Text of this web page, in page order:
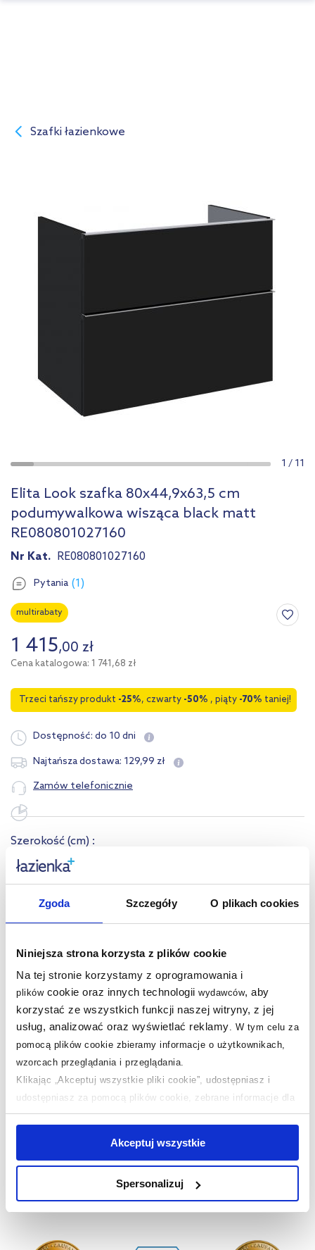
Zgoda Szczegóły O plikach cookies
Niniejsza strona korzysta z plików cookie
Na tej stronie korzystamy z oprogramowania i
plikówcookie oraz innych technologii wydawców, aby
korzystać ze wszystkich funkcji naszej witryny, z jej
usług, analizować oraz wyświetlać reklamy. W tym celu za
pomocą plików cookie zbieramy informacje o użytkownikach,
wzorcach przeglądania i przeglądania.
Klikając „Akceptuj wszystkie pliki cookie”, udostępniasz i
udostępniasz za pomocą plików cookie, zebrane informacje dla
użytkowników zewnętrznych, a także nasi partnerzy reklamowi.
jednak, że zablokowane niektóre pliki cookie mogą mieć wpływ
na sposób dostarczania treści niedostosowanych do potrzeb
kliknij „Ustawienia plików cookie”.
Jeśli chcesz uzyskać więcej
Akceptuj wszystkie
Spersonalizuj
Szafki łazienkowe
1 / 11
Elita Look szafka 80x44,9x63,5 cm
podumywalkowa wisząca black matt
RE080801027160
Nr Kat. RE080801027160
Pytania (1)
multirabaty
1 415,00 zł
Cena katalogowa: 1 741,68 zł
Trzeci tańszy produkt -25%, czwarty -50% , piąty -70% taniej!
Dostępność: do 10 dni
Najtańsza dostawa: 129,99 zł
Zamów telefonicznie
Szerokość (cm) :
40
Opis produktu
Warto dokupić:
Produkty z serii:
Pytania i odpowiedzi (1)
Sklep z wyposażeniem łazieneknr 1 w Polsce!